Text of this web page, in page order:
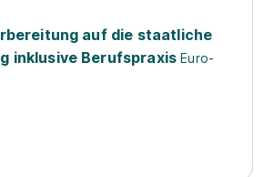
auf die staatliche
inklusive Berufspraxis Euro-